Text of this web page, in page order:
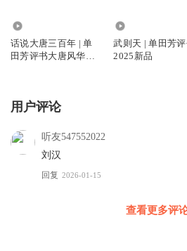
话说大唐三百年 | 单
田芳评书大唐风华录
武则天 | 单田芳评
2025新品
用户评论
听友547552022
刘汉
回复 2026-01-15
查看更多评